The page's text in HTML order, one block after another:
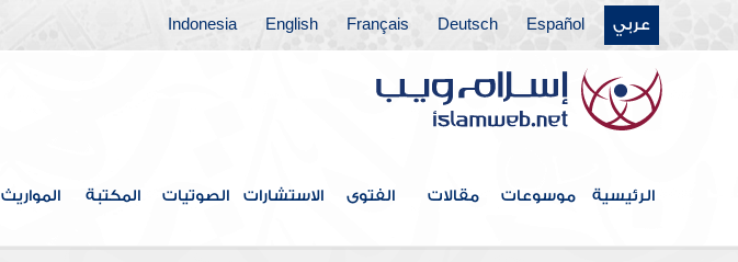
عربي Español
Deutsch
Français
English
Indonesia
الرئيسية موسوعات مقالات الفتوى الاستشارات الصوتيات المكتبة المواريث فهرس الكتاب
خطبة الكتاب